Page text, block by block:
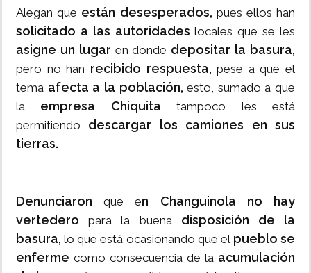
Alegan que están desesperados, pues ellos han
solicitado a las autoridades locales que se les
asigne un lugar en donde depositar la basura,
pero no han recibido respuesta, pese a que el
tema afecta a la población, esto, sumado a que
la empresa Chiquitatampoco les está
permitiendo descargar los camiones en sus
tierras.
Denunciaron que en Changuinola no hay
vertedero para la buena disposición de la
basura, lo que está ocasionando que el pueblo se
enferme como consecuencia de la acumulación